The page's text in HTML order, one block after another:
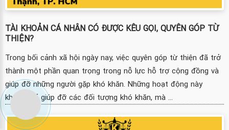
TÀI KHOẢN CÁ NHÂN CÓ ĐƯỢC KÊU GỌI, QUYÊN GÓP TỪ
THIỆN?
Trong bối cảnh xã hội ngày nay, việc quyên góp từ thiện đã trở
thành một phần quan trọng trong nỗ lực hỗ trợ cộng đồng và
giúp đỡ những người gặp khó khăn. Những hoạt động này
không chỉ giúp đỡ các đối tượng khó khăn, mà ...